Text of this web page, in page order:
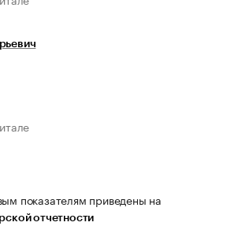
показателям приведены на
отчетности